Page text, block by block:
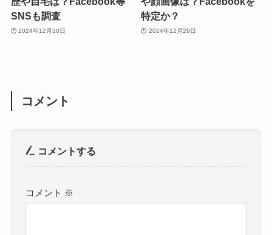
SNSも調査
2024年12月30日
特定か？
2024年12月29日
コメント
コメントする
コメント ※